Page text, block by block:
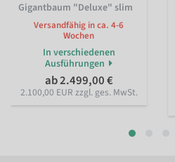
Gigantbaum "Deluxe" slim
Versandfähig in ca. 4-6
Wochen
In verschiedenen
Ausführungen
ab 2.499,00 €
2.100,00 EUR zzgl. ges. MwSt.